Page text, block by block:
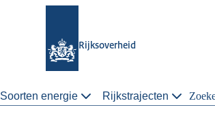
Rijksoverheid
Soorten energie Rijkstrajecten